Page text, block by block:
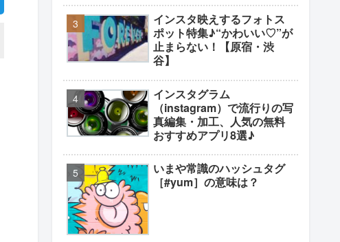
インスタ映えするフォトス
ポット特集♪“かわいい♡”が
止まらない！【原宿・渋
谷】
インスタグラム
（instagram）で流行りの写
真編集・加工、人気の無料
おすすめアプリ8選♪
いまや常識のハッシュタグ
［#yum］の意味は？